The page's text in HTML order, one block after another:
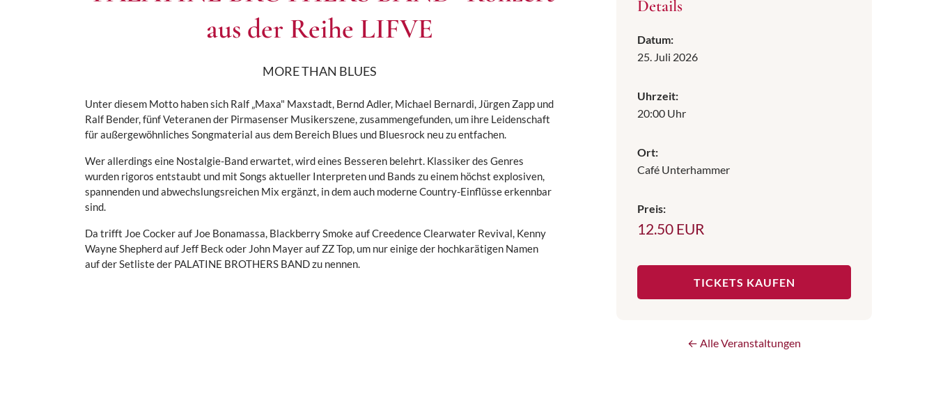
aus der Reihe LIFVE
MORE THAN BLUES
Unter diesem Motto haben sich Ralf „Maxa" Maxstadt, Bernd Adler, Michael Bernardi, Jürgen Zapp und
Ralf Bender, fünf Veteranen der Pirmasenser Musikerszene, zusammengefunden, um ihre Leidenschaft
für außergewöhnliches Songmaterial aus dem Bereich Blues und Bluesrock neu zu entfachen.
Wer allerdings eine Nostalgie-Band erwartet, wird eines Besseren belehrt. Klassiker des Genres
wurden rigoros entstaubt und mit Songs aktueller Interpreten und Bands zu einem höchst explosiven,
spannenden und abwechslungsreichen Mix ergänzt, in dem auch moderne Country-Einflüsse erkennbar
sind.
Da trifft Joe Cocker auf Joe Bonamassa, Blackberry Smoke auf Creedence Clearwater Revival, Kenny
Wayne Shepherd auf Jeff Beck oder John Mayer auf ZZ Top, um nur einige der hochkarätigen Namen
auf der Setliste der PALATINE BROTHERS BAND zu nennen.
Details
Datum:
25. Juli 2026
Uhrzeit:
20:00 Uhr
Ort:
Café Unterhammer
Preis:
12.50 EUR
TICKETS KAUFEN
← Alle Veranstaltungen